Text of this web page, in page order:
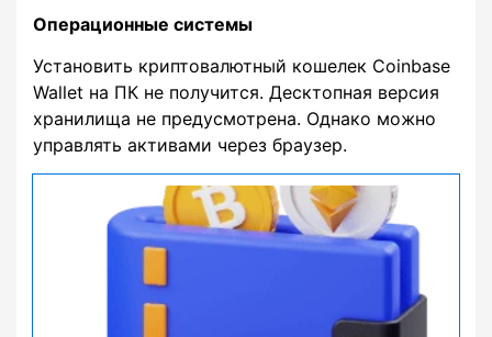
Операционные системы
Установить криптовалютный кошелек Coinbase
Wallet на ПК не получится. Десктопная версия
хранилища не предусмотрена. Однако можно
управлять активами через браузер.